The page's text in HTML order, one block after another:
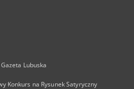
Lubuska
Konkurs na Rysunek Satyryczny